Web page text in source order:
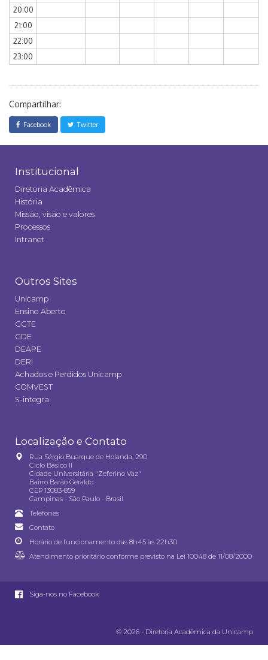
20:00
21:00
22:00
23:00
Compartilhar:
Facebook Twitter
Institucional
Diretoria Acadêmica
História
Missão, visão e valores
Processos
Intranet
Outros Sites
Unicamp
Ensino Aberto
GGTE
GDE
DEAPE
DERI
Achados e Perdidos Unicamp
COMVEST
S-integra
Localização e Contato
Rua Sérgio Buarque de Holanda, 290
Ciclo Básico II
Cidade Universitária "Zeferino Vaz"
Bairro Barão Geraldo
CEP 13083-859
Campinas - São Paulo - Brasil
Telefones
Contato
Horário de funcionamento das 8h45 às 22h30
Atendimento prioritário conforme previsto na Lei 10048 de 11/08/2000
Siga-nos no Facebook
© 2026 - Diretoria Acadêmica da Unicamp